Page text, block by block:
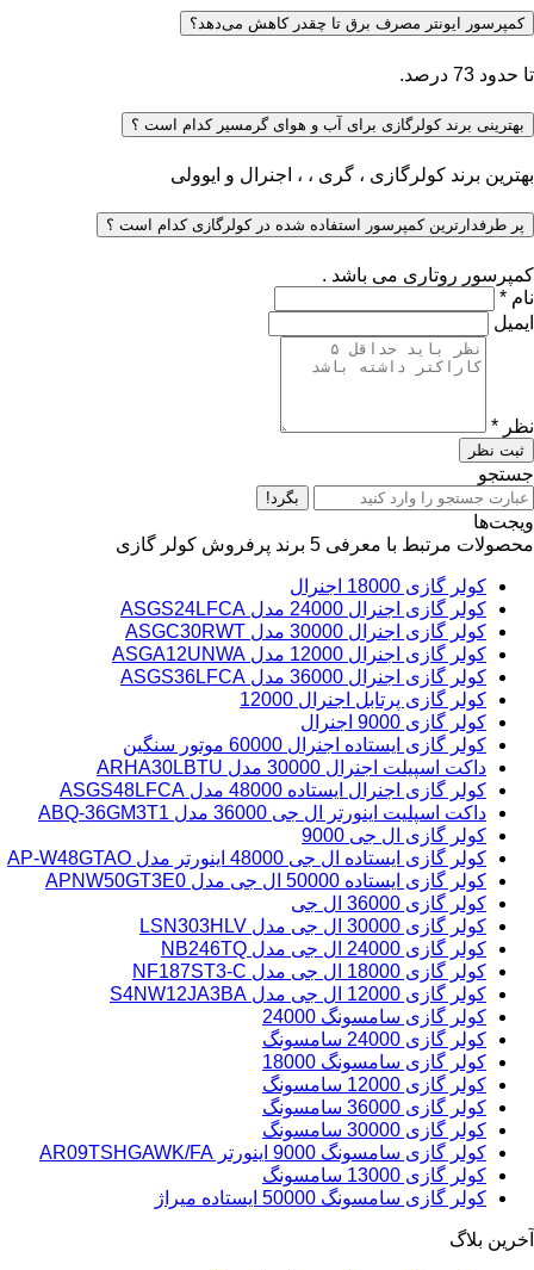
کمپرسور ایونتر مصرف برق تا چقدر کاهش می‌دهد؟
تا حدود 73 درصد.
بهترینی برند کولرگازی برای آب و هوای گرمسیر کدام است ؟
بهترین برند کولرگازی ، گری ، ، اجنرال و ایوولی
پر طرفدارترین کمپرسور استفاده شده در کولرگازی کدام است ؟
کمپرسور روتاری می باشد .
نام *
ایمیل
نظر *
ثبت نظر
جستجو
بگرد!
ویجت‌ها
محصولات مرتبط با معرفی 5 برند پرفروش کولر گازی
کولر گازی 18000 اجنرال
کولر گازی‌ اجنرال 24000 مدل ASGS24LFCA
کولر گازی‌ اجنرال 30000 مدل ASGC30RWT
کولر گازی‌ اجنرال 12000 مدل ASGA12UNWA
کولر گازی‌ اجنرال 36000 مدل ASGS36LFCA
کولر گازی پرتابل اجنرال 12000
کولر گازی 9000 اجنرال
کولر گازی ایستاده اجنرال 60000 موتور سنگین
داکت اسپیلت اجنرال 30000 مدل ARHA30LBTU
کولر گازی‌ اجنرال ایستاده 48000 مدل ASGS48LFCA
داکت اسپلیت اینورتر ال جی 36000 مدل ABQ-36GM3T1
کولر گازی ال جی 9000
کولر گازی ایستاده ال جی 48000 اینورتر مدل AP-W48GTAO
کولر گازی ایستاده 50000 ال جی مدل APNW50GT3E0
کولر گازی 36000 ال جی
کولر گازی 30000 ال جی مدل LSN303HLV
کولر گازی 24000 ال جی مدل NB246TQ
کولر گازی 18000 ال جی مدل NF187ST3-C
کولر گازی 12000 ال جی مدل S4NW12JA3BA
کولر گازی‌ سامسونگ 24000
کولر گازی 24000 سامسونگ
کولر گازی سامسونگ 18000
کولر گازی 12000 سامسونگ
کولر گازی 36000 سامسونگ
کولر گازی 30000 سامسونگ
کولر گازی سامسونگ 9000 اینورتر AR09TSHGAWK/FA
کولر گازی 13000 سامسونگ
کولر گازی سامسونگ 50000 ایستاده میراژ
آخرین بلاگ